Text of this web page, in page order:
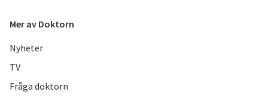
Mer av Doktorn
Nyheter
TV
Fråga doktorn